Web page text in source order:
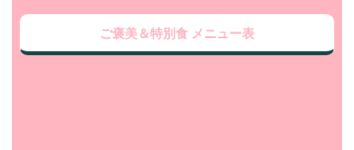
ご褒美＆特別食 メニュー表